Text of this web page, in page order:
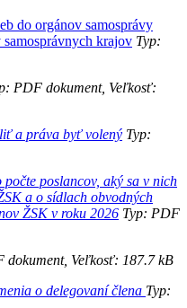
do orgánov samosprávy
krajov Typ:
PDF dokument, Veľkosť:
a práva byť volený Typ:
poslancov, aký sa v nich
a o sídlach obvodných
ŽSK v roku 2026 Typ: PDF
dokument, Veľkosť: 187.7 kB
o delegovaní člena Typ: